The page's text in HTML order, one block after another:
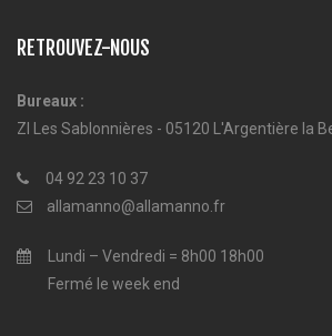
RETROUVEZ-NOUS
Bureaux :
ZI Les Sablonnières - 05120 L'Argentière la
04 92 23 10 37
allamanno@allamanno.fr
Lundi – Vendredi = 8h00 18h00
Fermé le week end